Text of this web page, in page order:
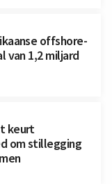
offshore-
van 1,2 miljard
keurt
om stillegging